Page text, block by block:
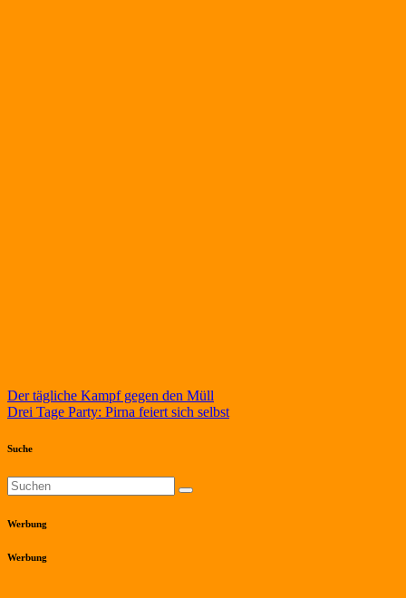
Beitragsnavigation
Der tägliche Kampf gegen den Müll
Drei Tage Party: Pirna feiert sich selbst
Suche
Werbung
Werbung